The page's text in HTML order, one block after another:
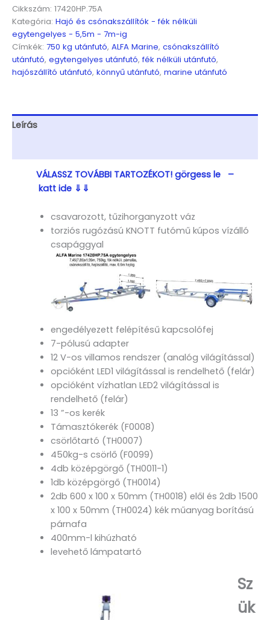
egytengelyes,
7,45(7,85)
x
1,95m,
750kg,
fék
nélküli,
hajószállító,
max.
Cikkszám: 17420HP.75A
Kategória: Hajó és csónakszállítók - fék nélküli
egytengelyes - 5,5m - 7m-ig
Címkék: 750 kg utánfutó, ALFA Marine, csónakszállító
utánfutó, egytengelyes utánfutó,fék nélküli utánfutó,
hajószállító utánfutó, könnyű utánfutó, marine utánfutó
Leírás
VÁLASSZ TOVÁBBI TARTOZÉKOT! görgess le –
katt ide ⇓⇓
csavarozott, tűzihorganyzott váz
torziós rugózású KNOTT futómű kúpos vízálló
csapággyal
engedélyezett felépítésű kapcsolófej
7-pólusú adapter
12 V-os villamos rendszer (analóg világítással)
opcióként LED1 világítással is rendelhető (felár)
opcióként vízhatlan LED2 világítással is
rendelhető (felár)
13 ”-os kerék
Támasztókerék (F0008)
csörlőtartó (TH0007)
450kg-s csörlő (F0099)
4db középgörgő (TH0011-1)
1db középgörgő (TH0014)
2db 600 x 100 x 50mm (TH0018) elől és 2db 1500
x 100 x 50mm (TH0024) kék műanyag borítású
párnafa
400mm-l kihúzható
levehető lámpatartó
Sz
ük